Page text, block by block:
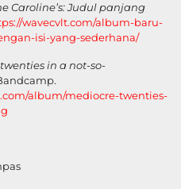
Caroline’s: Judul panjang
wavecvlt.com/album-baru-
isi-yang-sederhana/
in a not-so-
album/mediocre-twenties-